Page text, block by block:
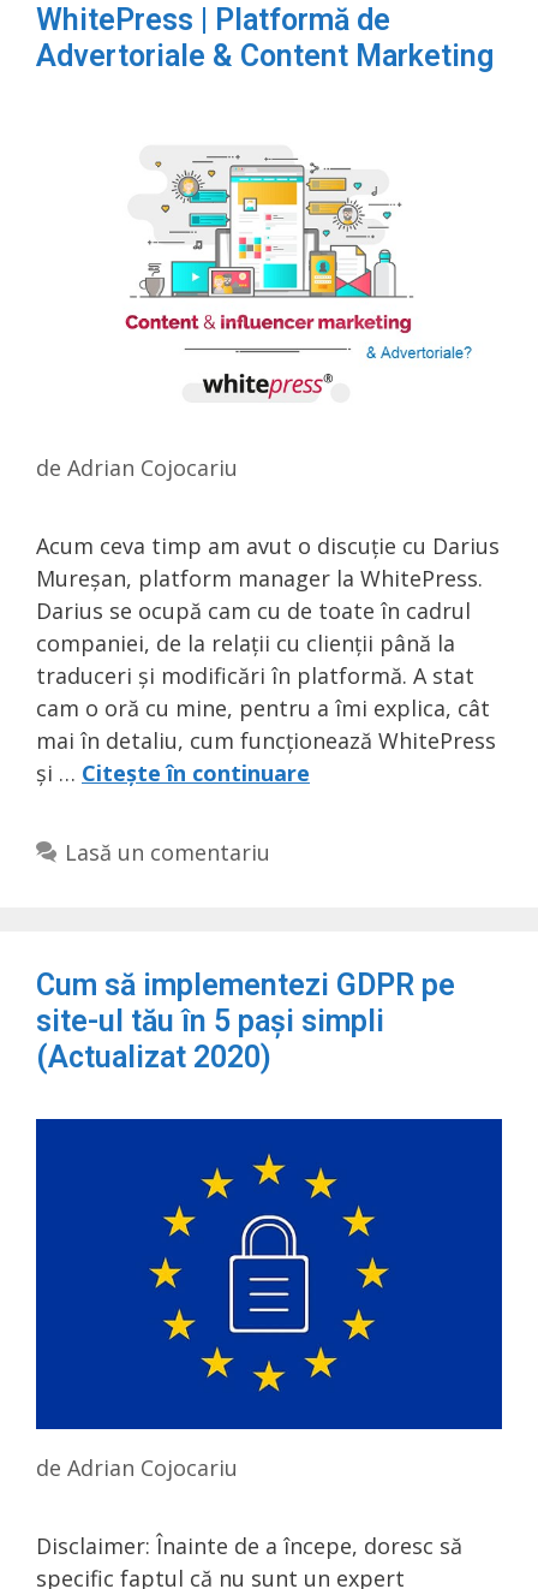
WhitePress | Platformă de
Advertoriale & Content Marketing
de Adrian Cojocariu
Acum ceva timp am avut o discuție cu Darius
Mureșan, platform manager la WhitePress.
Darius se ocupă cam cu de toate în cadrul
companiei, de la relații cu clienții până la
traduceri și modificări în platformă. A stat
cam o oră cu mine, pentru a îmi explica, cât
mai în detaliu, cum funcționează WhitePress
și … Citește în continuare
Lasă un comentariu
Cum să implementezi GDPR pe
site-ul tău în 5 pași simpli
(Actualizat 2020)
de Adrian Cojocariu
Disclaimer: Înainte de a începe, doresc să
specific faptul că nu sunt un expert